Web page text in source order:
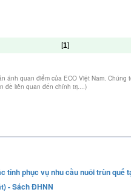
ánh quan điểm của ECO Việt Nam.
đề liên quan đến chính trị....)
tỉnh phục vụ nhu cầu nuôi trùn quế
- Sách ĐHNN